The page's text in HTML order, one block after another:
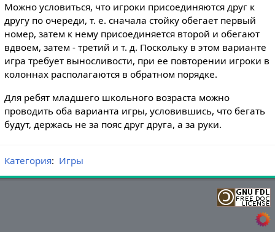
Можно условиться, что игроки присоединяются друг к
другу по очереди, т. е. сначала стойку обегает первый
номер, затем к нему присоединяется второй и обегают
вдвоем, затем - третий и т. д. Поскольку в этом варианте
игра требует выносливости, при ее повторении игроки в
колоннах располагаются в обратном порядке.
Для ребят младшего школьного возраста можно
проводить оба варианта игры, условившись, что бегать
будут, держась не за пояс друг друга, а за руки.
Категория: Игры